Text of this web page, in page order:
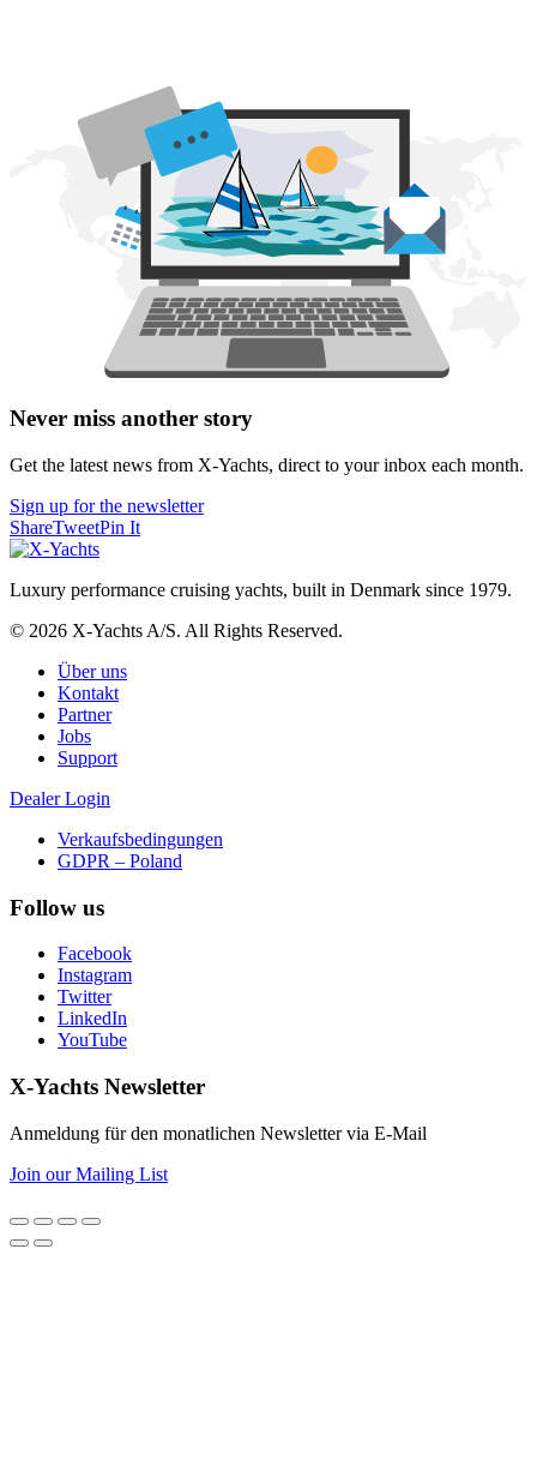
Never miss another story
Get the latest news from X-Yachts, direct to your inbox each month.
Sign up for the newsletter
ShareTweetPin It
Luxury performance cruising yachts, built in Denmark since 1979.
© 2026 X-Yachts A/S. All Rights Reserved.
Über uns
Kontakt
Partner
Jobs
Support
Dealer Login
Verkaufsbedingungen
GDPR – Poland
Follow us
Facebook
Instagram
Twitter
LinkedIn
YouTube
X-Yachts Newsletter
Anmeldung für den monatlichen Newsletter via E-Mail
Join our Mailing List